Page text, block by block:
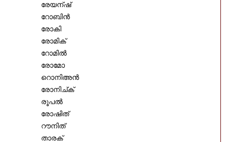
രേയന്ഷ്
റോബിൻ
രോകി
രോമിക്
റോമിൽ
രോമോ
റൊനിഅൻ
രോനിച്ക്
രൂപൽ
രോഷിത്
റൗനിത്
താരക്